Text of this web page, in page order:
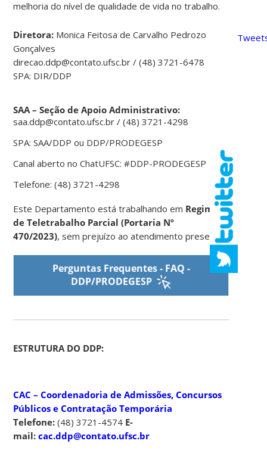
melhoria do nível de qualidade de vida no trabalho.
Diretora: Monica Feitosa de Carvalho Pedrozo
Gonçalves
direcao.ddp@contato.ufsc.br / (48) 3721-6478
SPA: DIR/DDP
SAA – Seção de Apoio Administrativo:
saa.ddp@contato.ufsc.br / (48) 3721-4298
SPA: SAA/DDP ou DDP/PRODEGESP
Canal aberto no ChatUFSC: #DDP-PRODEGESP
Telefone: (48) 3721-4298
Este Departamento está trabalhando em Regime
de Teletrabalho Parcial (Portaria Nº
470/2023), sem prejuízo ao atendimento presencial.
Perguntas Frequentes - FAQ -
DDP/PRODEGESP
ESTRUTURA DO DDP:
CAC – Coordenadoria de Admissões, Concursos
Públicos e Contratação Temporária
Telefone: (48) 3721-4574 E-
mail:cac.ddp@contato.ufsc.br